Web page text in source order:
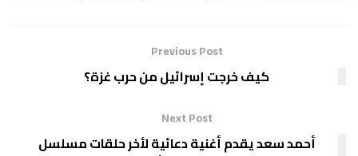
Previous Post
كيف خرجت إسرائيل من حرب غزة؟
Next Post
أحمد سعد يقدم أغنية دعائية لأخر حلقات مسلسل